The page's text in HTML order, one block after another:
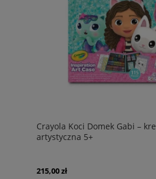
Crayola Koci Domek Gabi –
artystyczna 5+
215,00 zł